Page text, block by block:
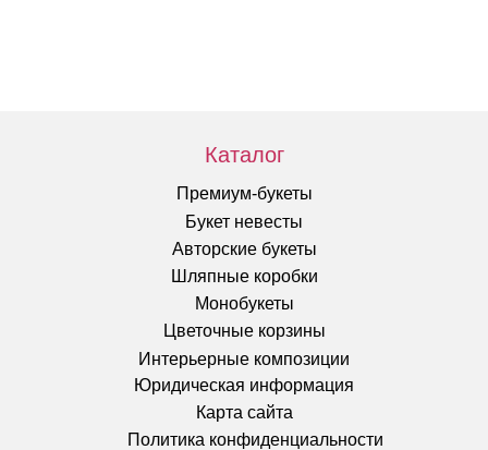
Каталог
Премиум-букеты
Букет невесты
Авторские букеты
Шляпные коробки
Монобукеты
Цветочные корзины
Интерьерные композиции
Политика конфиденциальности
Юридическая информация
Карта сайта